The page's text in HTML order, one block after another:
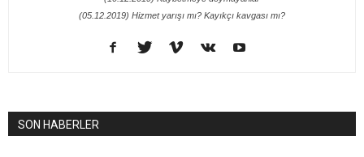
(05.12.2019) Hizmet yarışı mı? Kayıkçı kavgası mı?
SON HABERLER